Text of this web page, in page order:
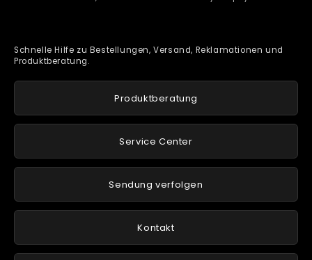
Schnelle Hilfe zu Bestellungen, Versand, Reklamationen und
Produktberatung.
Produktberatung
Service Center
Sendung verfolgen
Kontakt